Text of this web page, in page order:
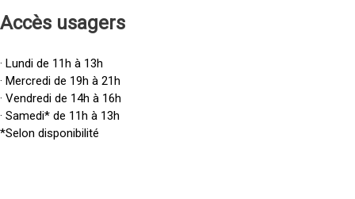
Accès usagers
· Lundi de 11h à 13h
· Mercredi de 19h à 21h
· Vendredi de 14h à 16h
· Samedi* de 11h à 13h
*Selon disponibilité